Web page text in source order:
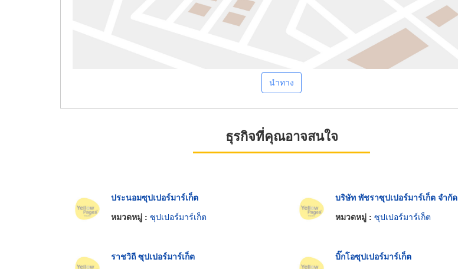
นำทาง
ธุรกิจที่คุณอาจสนใจ
ประนอมซุปเปอร์มาร์เก็ต
หมวดหมู่ : ซุปเปอร์มาร์เก็ต
บริษัท พัชราซุปเปอร์มาร์เก็ต จำกัด
หมวดหมู่ : ซุปเปอร์มาร์เก็ต
ราชวิถี ซุปเปอร์มาร์เก็ต
บิ๊กโอซุปเปอร์มาร์เก็ต